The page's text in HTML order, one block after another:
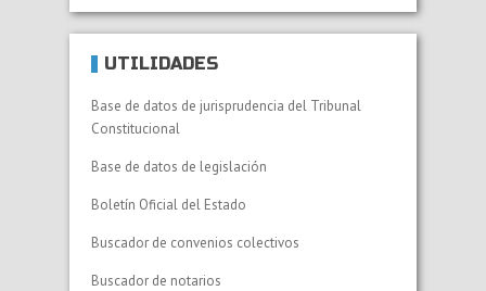
UTILIDADES
Base de datos de jurisprudencia del Tribunal
Constitucional
Base de datos de legislación
Boletín Oficial del Estado
Buscador de convenios colectivos
Buscador de notarios